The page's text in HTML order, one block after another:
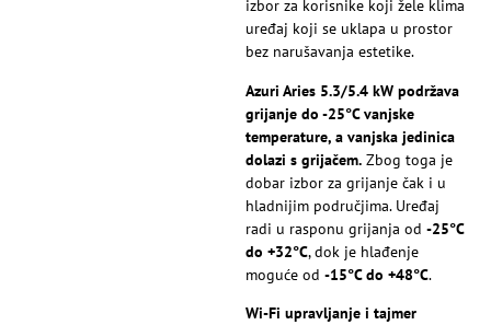
izbor za korisnike koji žele klima
uređaj koji se uklapa u prostor
bez narušavanja estetike.
Azuri Aries 5.3/5.4 kW podržava
grijanje do -25°C vanjske
temperature, a vanjska jedinica
dolazi s grijačem. Zbog toga je
dobar izbor za grijanje čak i u
hladnijim područjima. Uređaj
radi u rasponu grijanja od -25°C
do +32°C, dok je hlađenje
moguće od -15°C do +48°C.
Wi-Fi upravljanje i tajmer